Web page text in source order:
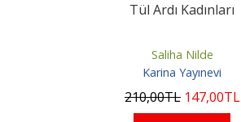
Tül Ardı Kadınları
Saliha Nilde
Karina Yayınevi
210,00TL 147,00TL